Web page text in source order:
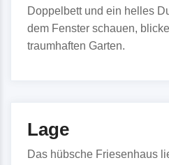
Doppelbett und ein helles
dem Fenster schauen,
traumhaften Garten.
Lage
Das hübsche Friesenhaus